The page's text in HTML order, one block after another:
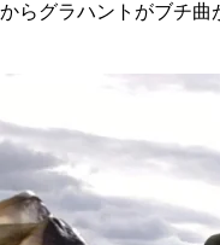
らグラハントがブチ